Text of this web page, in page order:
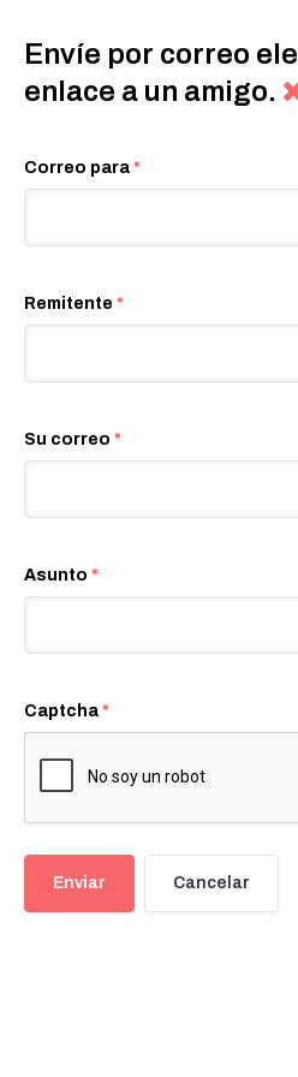
Envíe por correo
enlace a un amigo.
Correo para *
Remitente *
Su correo *
Asunto *
Captcha *
Enviar Cancelar